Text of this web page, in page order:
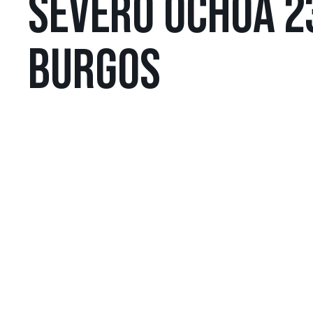
SEVERO OCHOA
BURGOS